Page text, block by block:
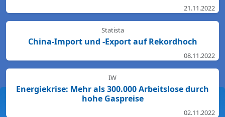
nirgendwo sonst in Deutschland. Für den Start des
Deutschlandtick...
21.11.2022
Statista
China-Import und -Export auf Rekordhoch
08.11.2022
IW
Energiekrise: Mehr als 300.000 Arbeitslose durch
hohe Gaspreise
02.11.2022